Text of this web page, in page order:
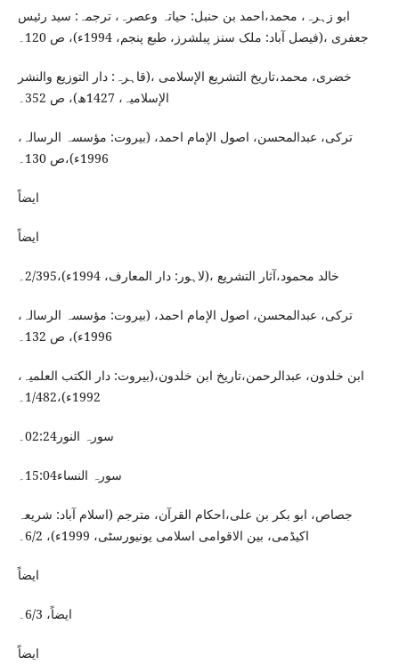
ابو زہرہ، محمد،احمد بن حنبل: حیاتہ وعصرہ، ترجمہ: سید رئیس
جعفری ،(فیصل آباد: ملک سنز پبلشرز، طبع پنجم، 1994ء)، ص 120۔
خضری، محمد،تاریخ التشریع الإسلامی ،(قاہرہ: دار التوزیع والنشر
الإسلامیہ، 1427ھ)، ص 352۔
ترکی، عبدالمحسن، اصول الإمام احمد، (بیروت: مؤسسہ الرسالہ،
1996ء)،ص 130۔
ایضاً
ایضاً
خالد محمود،آثار التشریع ،(لاہور: دار المعارف، 1994ء)،2/395۔
ترکی، عبدالمحسن، اصول الإمام احمد، (بیروت: مؤسسہ الرسالہ،
1996ء)، ص 132۔
ابن خلدون، عبدالرحمن،تاریخ ابن خلدون،(بیروت: دار الکتب العلمیہ،
1992ء)،1/482۔
سورہ النور02:24۔
سورہ النساء15:04۔
جصاص، ابو بکر بن علی،احکام القرآن، مترجم (اسلام آباد: شریعہ
اکیڈمی، بین الاقوامی اسلامی یونیورسٹی، 1999ء)، 6/2۔
ایضاً
ایضاً، 6/3۔
ایضاً